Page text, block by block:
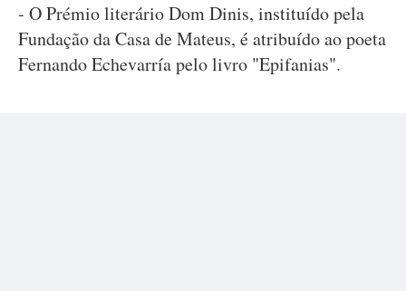
- O Prémio literário Dom Dinis, instituído pela
Fundação da Casa de Mateus, é atribuído ao poeta
Fernando Echevarría pelo livro "Epifanias".